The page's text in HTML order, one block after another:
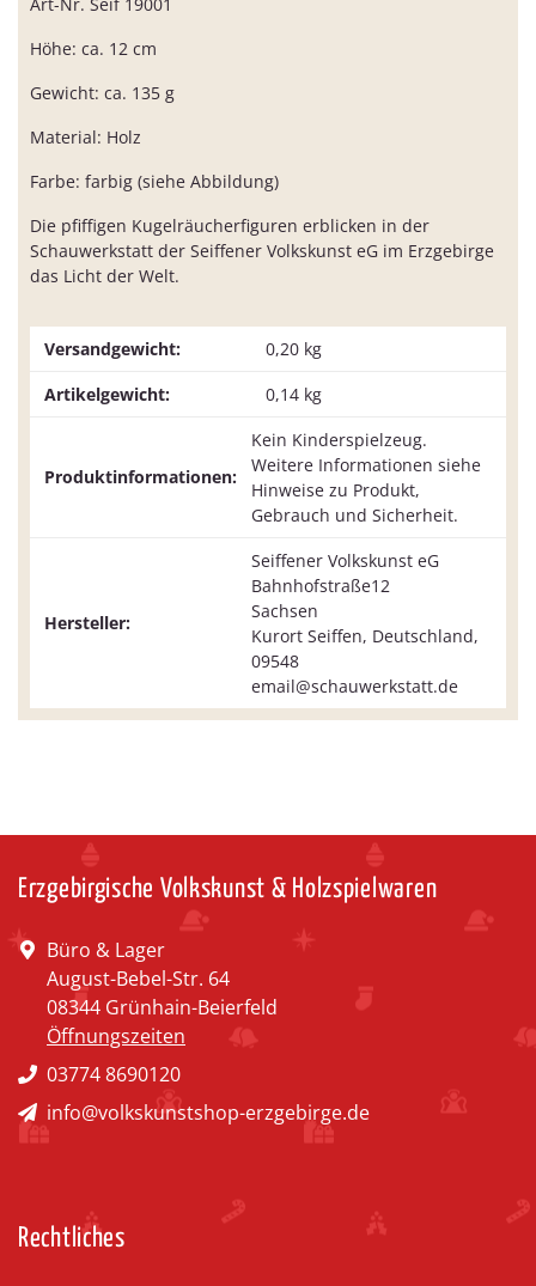
Höhe: ca. 12 cm
Gewicht: ca. 135 g
Material: Holz
Farbe: farbig (siehe Abbildung)
Die pfiffigen Kugelräucherfiguren erblicken in der
Schauwerkstatt der Seiffener Volkskunst eG im Erzgebirge
das Licht der Welt.
Versandgewicht:
0,20 kg
Artikelgewicht:
0,14 kg
Produktinformationen:
Kein Kinderspielzeug.
Weitere Informationen siehe
Hinweise zu Produkt,
Gebrauch und Sicherheit.
Hersteller:
Seiffener Volkskunst eG
Bahnhofstraße12
Sachsen
Kurort Seiffen, Deutschland,
09548
email@schauwerkstatt.de
Erzgebirgische Volkskunst & Holzspielwaren
Büro & Lager
August-Bebel-Str. 64
08344 Grünhain-Beierfeld
Öffnungszeiten
03774 8690120
info@volkskunstshop-erzgebirge.de
Rechtliches